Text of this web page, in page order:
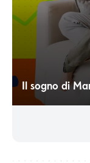
Il sogno di
Realizzare un